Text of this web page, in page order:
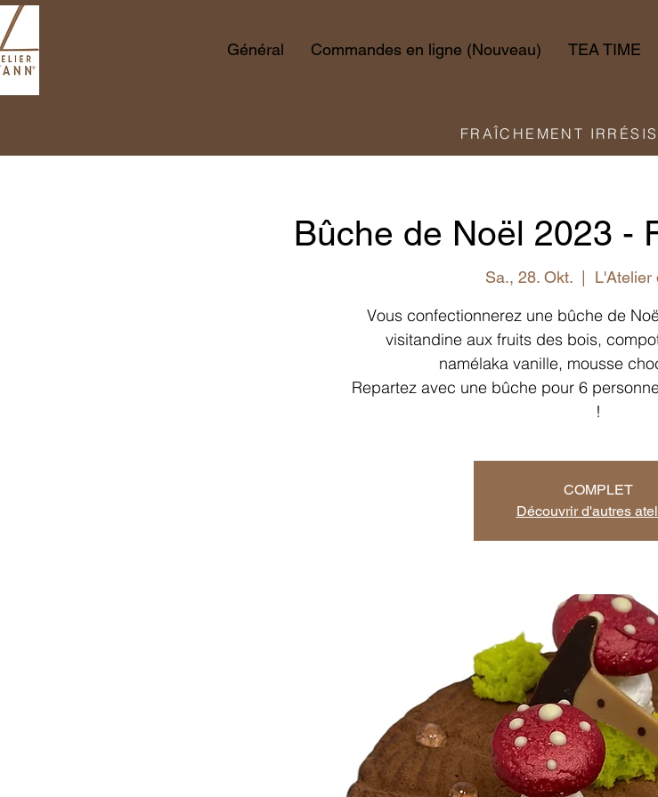
Général Commandes en ligne (Nouveau) TEA TIME
FRAÎCHEMENT
Bûche de Noël 2023 -
Sa., 28. Okt. L'Atelier
Vous confectionnerez une bûche de
visitandine aux fruits des bois,
namélaka vanille, mousse
Repartez avec une bûche pour 6
!
COMPLET
Découvrir d'autres